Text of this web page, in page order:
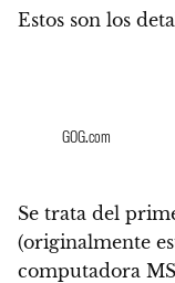
Estos son los
GOG.com
Se trata del
(originalmente
computadora